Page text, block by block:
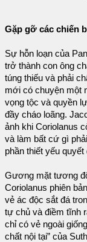
Gặp gỡ các chiến
Sự hỗn loạn của
trở thành con ông
túng thiếu và phải
mới có chuyện một
vọng tộc và quyền
đầy cháo loãng.
ảnh khi Coriolanus
và làm bất cứ gì
phần thiết yếu
Gương mặt tương
Coriolanus phiên
vẻ ác độc sắt đá
tự chủ và điềm tĩnh
chỉ có vẻ ngoài
chất nội tại” của